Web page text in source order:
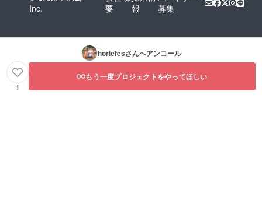
Inc.
要
報
募集
horiefesさんへアンコール
1
もう一度プロジェクトをやってほしい